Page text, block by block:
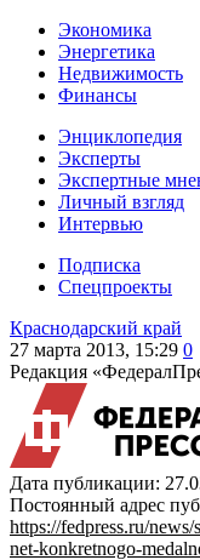
Экономика
Энергетика
Недвижимость
Финансы
Энциклопедия
Эксперты
Экспертные
Личный взгляд
Интервью
Подписка
Спецпроекты
Краснодарский край
27 марта 2013, 15:29 0
Редакция
Дата публикации:
Постоянный адрес
https://fedpress.ru/
net-konkretnogo-